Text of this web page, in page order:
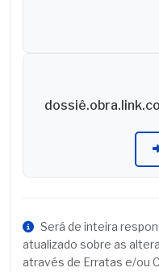
Será de inteira
atualizado sobre as
através de Erratas e/ou